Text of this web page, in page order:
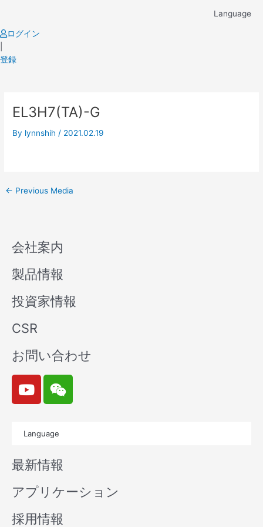
content
Language
ログイン
登録
EL3H7(TA)-G
By lynnshih / 2021.02.19
navigation
← Previous Media
会社案内
製品情報
投資家情報
CSR
お問い合わせ
Y
o
u
b
e
W
e
i
n
Language
最新情報
アプリケーション
採用情報